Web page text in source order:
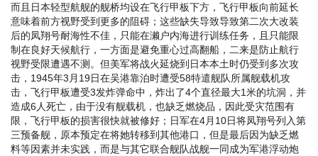
而且日本轻型航舰的舰桥均设在飞行甲板下方，飞行甲板向前延长
意味着前方视野受到更多的阻碍；这些缺失导致导致第二次大改装
后的凤翔号耐海性不佳，只能在濑户内海进行训练任务，且只能限
制在良好天候航行，一方面是避免重心过高翻船，二来是防止航行
视野受限遭遇不测。但美军将战火延烧到日本本土时仍受到多次攻
击，1945年3月19日在吴港靠泊时遭受58特遣舰队所属舰载机攻
击，飞行甲板遭受3发炸弹命中，炸出了4个直径最大1米的坑洞，并
造成6人死亡，由于没有舰载机，也缺乏燃烧品，因此受灾范围有
限，飞行甲板的损害很快就被修好；日军在4月10日将凤翔号列入第
三预备舰，原本预定在将她转移到其他港口，但是最后因为缺乏燃
料等因素并未实践，而是与其它联合舰队战舰一同成为军港浮动炮